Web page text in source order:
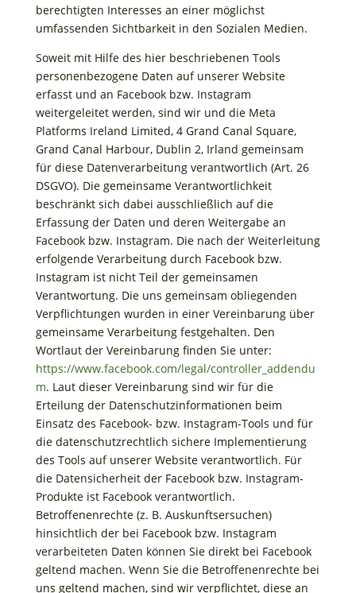
berechtigten Interesses an einer möglichst
umfassenden Sichtbarkeit in den Sozialen Medien.
Soweit mit Hilfe des hier beschriebenen Tools
personenbezogene Daten auf unserer Website
erfasst und an Facebook bzw. Instagram
weitergeleitet werden, sind wir und die Meta
Platforms Ireland Limited, 4 Grand Canal Square,
Grand Canal Harbour, Dublin 2, Irland gemeinsam
für diese Datenverarbeitung verantwortlich (Art. 26
DSGVO). Die gemeinsame Verantwortlichkeit
beschränkt sich dabei ausschließlich auf die
Erfassung der Daten und deren Weitergabe an
Facebook bzw. Instagram. Die nach der Weiterleitung
erfolgende Verarbeitung durch Facebook bzw.
Instagram ist nicht Teil der gemeinsamen
Verantwortung. Die uns gemeinsam obliegenden
Verpflichtungen wurden in einer Vereinbarung über
gemeinsame Verarbeitung festgehalten. Den
Wortlaut der Vereinbarung finden Sie unter:
https://www.facebook.com/legal/controller_addendu
m. Laut dieser Vereinbarung sind wir für die
Erteilung der Datenschutzinformationen beim
Einsatz des Facebook- bzw. Instagram-Tools und für
die datenschutzrechtlich sichere Implementierung
des Tools auf unserer Website verantwortlich. Für
die Datensicherheit der Facebook bzw. Instagram-
Produkte ist Facebook verantwortlich.
Betroffenenrechte (z. B. Auskunftsersuchen)
hinsichtlich der bei Facebook bzw. Instagram
verarbeiteten Daten können Sie direkt bei Facebook
geltend machen. Wenn Sie die Betroffenenrechte bei
uns geltend machen, sind wir verpflichtet, diese an